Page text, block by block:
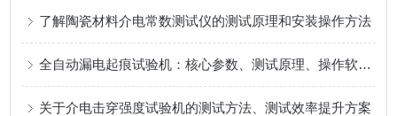
了解陶瓷材料介电常数测试仪的测试原理和安装操作方法
全自动漏电起痕试验机：核心参数、测试原理、操作软件、仪器结构
关于介电击穿强度试验机的测试方法、测试效率提升方案